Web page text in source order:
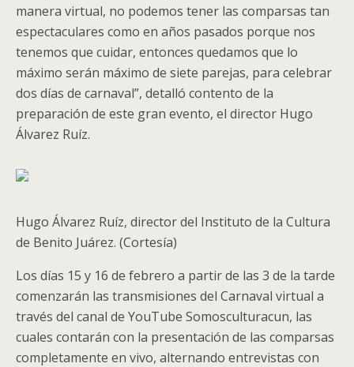
manera virtual, no podemos tener las comparsas tan
espectaculares como en años pasados porque nos
tenemos que cuidar, entonces quedamos que lo
máximo serán máximo de siete parejas, para celebrar
dos días de carnaval”, detalló contento de la
preparación de este gran evento, el director Hugo
Álvarez Ruíz.
Hugo Álvarez Ruíz, director del Instituto de la Cultura
de Benito Juárez. (Cortesía)
Los días 15 y 16 de febrero a partir de las 3 de la tarde
comenzarán las transmisiones del Carnaval virtual a
través del canal de YouTube Somosculturacun, las
cuales contarán con la presentación de las comparsas
completamente en vivo, alternando entrevistas con